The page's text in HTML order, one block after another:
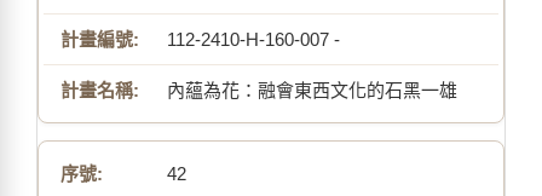
112-2410-H-160-007 -
內蘊為花：融會東西文化的石黑一雄
42